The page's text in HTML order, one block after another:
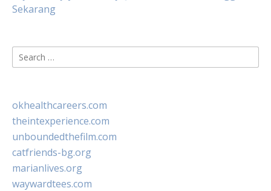
Sekarang
Search
for:
okhealthcareers.com
theintexperience.com
unboundedthefilm.com
catfriends-bg.org
marianlives.org
waywardtees.com